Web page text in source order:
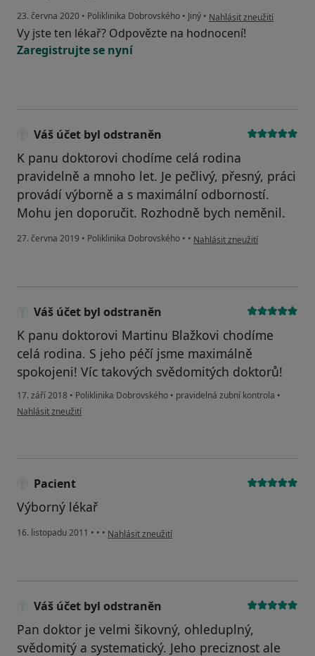
23. června 2020 • Poliklinika Dobrovského • Jiný • podle názoru uživatele
Nahlásit zneužití
Vy jste ten lékař? Odpovězte na hodnocení!
Zaregistrujte se nyní
Váš účet byl odstraněn
K panu doktorovi chodíme celá rodina
pravidelně a mnoho let. Je pečlivý, přesný, práci
provádí výborně a s maximální odborností.
Mohu jen doporučit. Rozhodně bych neměnil.
27. června 2019 • Poliklinika Dobrovského • • podle názoru uživatele Váš
Nahlásit zneužití
Váš účet byl odstraněn
K panu doktorovi Martinu Blažkovi chodíme
celá rodina. S jeho péčí jsme maximálně
spokojeni! Víc takových svědomitých doktorů!
17. září 2018 • Poliklinika Dobrovského • pravidelná zubní kontrola •
podle názoru uživatele Váš účet byl odstraněn
Nahlásit zneužití
Pacient
Výborný lékař
16. listopadu 2011 • • • podle názoru uživatele Pacient
Nahlásit zneužití
Váš účet byl odstraněn
Pan doktor je velmi šikovný, ohleduplný,
svědomitý a systematický. Jeho preciznost ale